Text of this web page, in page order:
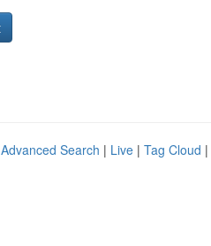
Advanced Search | Live | Tag Cloud |